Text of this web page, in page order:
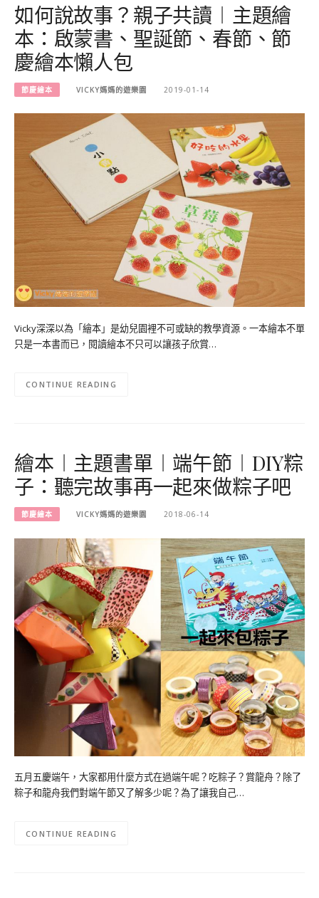
如何說故事？親子共讀︱主題繪
本：啟蒙書、聖誕節、春節、節
慶繪本懶人包
節慶繪本 VICKY媽媽的遊樂園 2019-01-14
Vicky深深以為「繪本」是幼兒園裡不可或缺的教學資源。一本繪本不單
只是一本書而已，閱讀繪本不只可以讓孩子欣賞…
CONTINUE READING
繪本︱主題書單︱端午節︱DIY粽
子：聽完故事再一起來做粽子吧
節慶繪本 VICKY媽媽的遊樂園 2018-06-14
五月五慶端午，大家都用什麼方式在過端午呢？吃粽子？賞龍舟？除了
粽子和龍舟我們對端午節又了解多少呢？為了讓我自己…
CONTINUE READING